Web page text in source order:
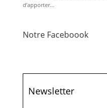
d’apporter...
Notre Faceboook
Newsletter